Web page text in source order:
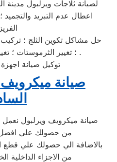
لصيانة ثلاجات ويرلبول
اعطال عدم التبريد
حل مشاكل تكوين الثلج ؛
؛ تغيير الثرموستات ؛ تغيير مجموعة النوفروست .
توكيل صيانة اجهزة
صيانة ميكرويف
صيانة ميكرويف ويرلبول
من حصولك علي افضل
بالاضافة الي حصولك علي قطع
من الاجزاء الداخلية